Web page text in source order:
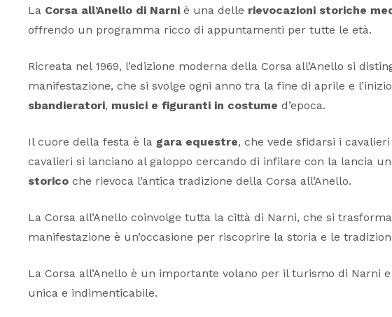
La Corsa all’Anello di Narni è una delle rievocazioni storiche
offrendo un programma ricco di appuntamenti per tutte le età.
Ricreata nel 1969, l’edizione moderna della Corsa all’Anello si
manifestazione, che si svolge ogni anno tra la fine di aprile e
sbandieratori, musici e figuranti in costume d’epoca.
Il cuore della festa è la gara equestre, che vede sfidarsi i
cavalieri si lanciano al galoppo cercando di infilare con la lancia
storico che rievoca l’antica tradizione della Corsa all’Anello.
La Corsa all’Anello coinvolge tutta la città di Narni, che si
manifestazione è un’occasione per riscoprire la storia e le
La Corsa all’Anello è un importante volano per il turismo di Narni
unica e indimenticabile.